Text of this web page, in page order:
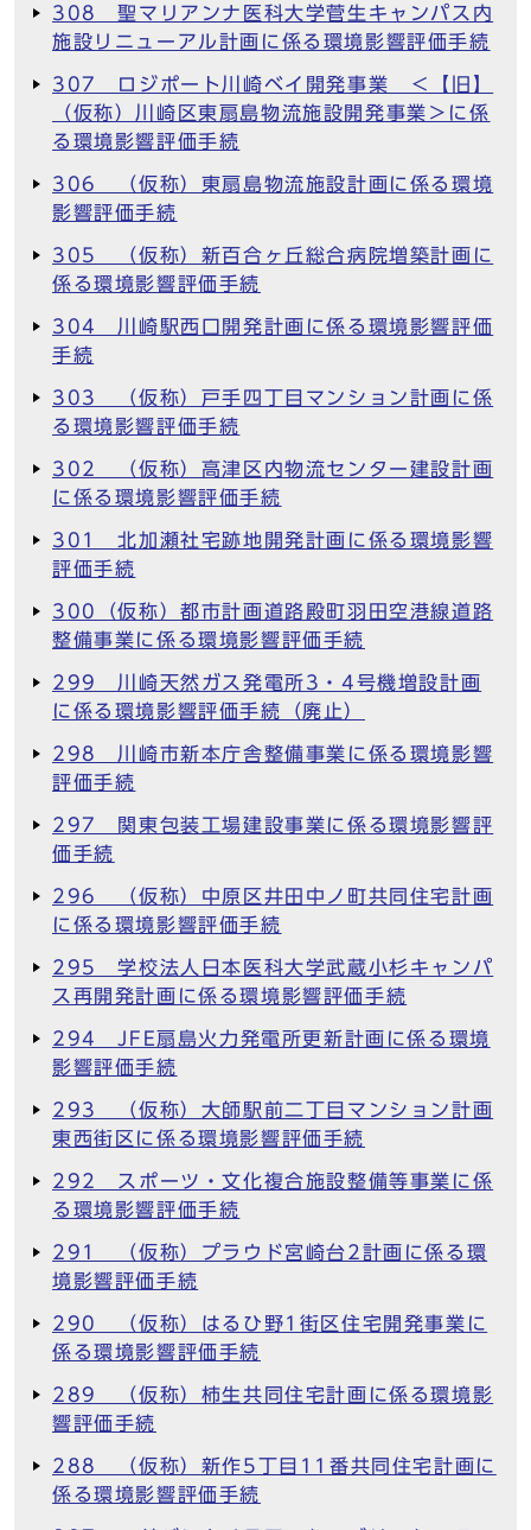
308 聖マリアンナ医科大学菅生キャンパス内
施設リニューアル計画に係る環境影響評価手続
307 ロジポート川崎ベイ開発事業 ＜【旧】
（仮称）川崎区東扇島物流施設開発事業＞に係
る環境影響評価手続
306 （仮称）東扇島物流施設計画に係る環境
影響評価手続
305 （仮称）新百合ヶ丘総合病院増築計画に
係る環境影響評価手続
304 川崎駅西口開発計画に係る環境影響評価
手続
303 （仮称）戸手四丁目マンション計画に係
る環境影響評価手続
302 （仮称）高津区内物流センター建設計画
に係る環境影響評価手続
301 北加瀬社宅跡地開発計画に係る環境影響
評価手続
300（仮称）都市計画道路殿町羽田空港線道路
整備事業に係る環境影響評価手続
299 川崎天然ガス発電所3・4号機増設計画
に係る環境影響評価手続（廃止）
298 川崎市新本庁舎整備事業に係る環境影響
評価手続
297 関東包装工場建設事業に係る環境影響評
価手続
296 （仮称）中原区井田中ノ町共同住宅計画
に係る環境影響評価手続
295 学校法人日本医科大学武蔵小杉キャンパ
ス再開発計画に係る環境影響評価手続
294 JFE扇島火力発電所更新計画に係る環境
影響評価手続
293 （仮称）大師駅前二丁目マンション計画
東西街区に係る環境影響評価手続
292 スポーツ・文化複合施設整備等事業に係
る環境影響評価手続
291 （仮称）プラウド宮崎台2計画に係る環
境影響評価手続
290 （仮称）はるひ野1街区住宅開発事業に
係る環境影響評価手続
289 （仮称）柿生共同住宅計画に係る環境影
響評価手続
288 （仮称）新作5丁目11番共同住宅計画に
係る環境影響評価手続